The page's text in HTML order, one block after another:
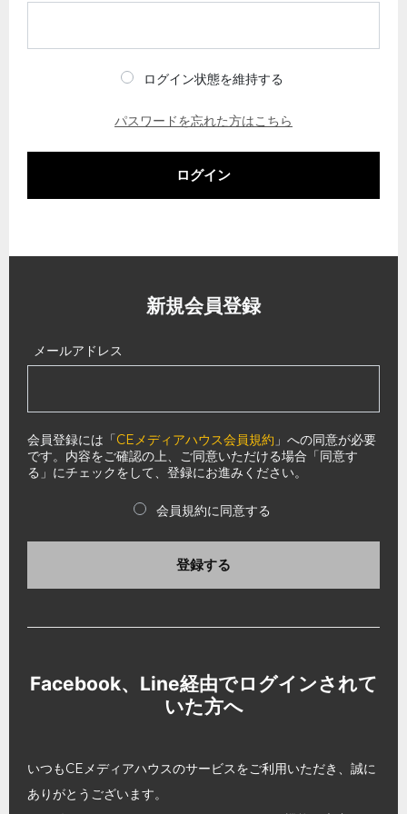
ログイン状態を維持する
パスワードを忘れた方はこちら
ログイン
新規会員登録
メールアドレス
会員登録には「CEメディアハウス会員規約 」への同意が必要
です。内容をご確認の上、ご同意いただける場合「同意す
る」にチェックをして、登録にお進みください。
会員規約に同意する
登録する
Facebook、Line経由でログインされて
いた方へ
いつもCEメディアハウスのサービスをご利用いただき、誠に
ありがとうございます。